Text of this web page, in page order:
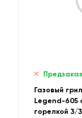
Предзаказ
Газовый
Legend-605
горелкой 3/